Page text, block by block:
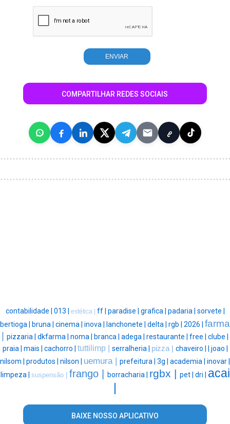
COMPARTILHAR REDES SOCIAIS
contabilidade | 013 | estética | ff | paradise | grafica | padaria | sorvete |
bertioga |
bruna | cinema | inova | lanchonete | delta | rgb | 2026 | farma
pizzaria | dkfarma | noma | branca | adega | restaurante | free | clube |
praia | mais | cachorro | tuttilimp | serralheria | pizza | chaveiro |
joao |
nilsom | produtos | nilson | uemura | prefeitura | 3g | academia | inovar |
limpeza | suspensão | frango | borracharia | rgbx | pet | dri | acai
|
BAIXE NOSSO APLICATIVO